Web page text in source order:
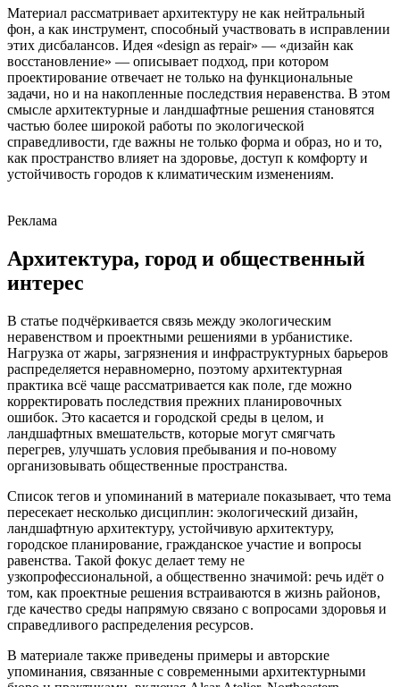
Материал рассматривает архитектуру не как нейтральный
фон, а как инструмент, способный участвовать в исправлении
этих дисбалансов. Идея «design as repair» — «дизайн как
восстановление» — описывает подход, при котором
проектирование отвечает не только на функциональные
задачи, но и на накопленные последствия неравенства. В этом
смысле архитектурные и ландшафтные решения становятся
частью более широкой работы по экологической
справедливости, где важны не только форма и образ, но и то,
как пространство влияет на здоровье, доступ к комфорту и
устойчивость городов к климатическим изменениям.
Реклама
Архитектура, город и общественный
интерес
В статье подчёркивается связь между экологическим
неравенством и проектными решениями в урбанистике.
Нагрузка от жары, загрязнения и инфраструктурных барьеров
распределяется неравномерно, поэтому архитектурная
практика всё чаще рассматривается как поле, где можно
корректировать последствия прежних планировочных
ошибок. Это касается и городской среды в целом, и
ландшафтных вмешательств, которые могут смягчать
перегрев, улучшать условия пребывания и по-новому
организовывать общественные пространства.
Список тегов и упоминаний в материале показывает, что тема
пересекает несколько дисциплин: экологический дизайн,
ландшафтную архитектуру, устойчивую архитектуру,
городское планирование, гражданское участие и вопросы
равенства. Такой фокус делает тему не
узкопрофессиональной, а общественно значимой: речь идёт о
том, как проектные решения встраиваются в жизнь районов,
где качество среды напрямую связано с вопросами здоровья и
справедливого распределения ресурсов.
В материале также приведены примеры и авторские
упоминания, связанные с современными архитектурными